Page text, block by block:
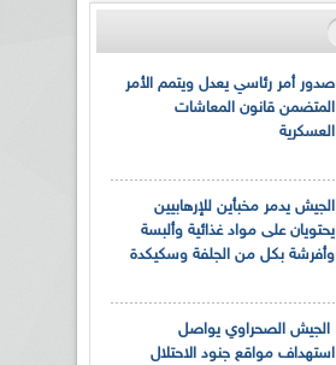
صدور أمر رئاسي يعدل ويتمم الأمر
المتضمن قانون المعاشات
العسكرية
الجيش يدمر مخبأين للإرهابيين
يحتويان على مواد غذائية وألبسة
وأفرشة بكل من الجلفة وسكيكدة
الجيش الصحراوي يواصل
استهداف مواقع جنود الاحتلال